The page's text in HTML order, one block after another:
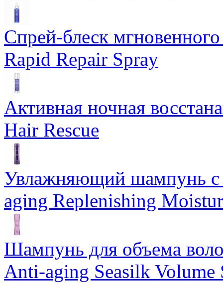
Спрей-блеск
Rapid Repair Spray
Активная ночная
Hair Rescue
Увлажняющий шампунь
aging Replenishing
Шампунь для объема
Anti-aging Seasilk Volume